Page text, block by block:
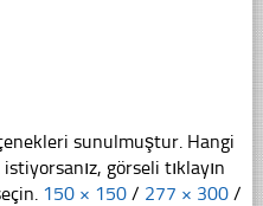
sunulmuştur. Hangi
görseli tıklayın
150 × 150 / 277 × 300 /